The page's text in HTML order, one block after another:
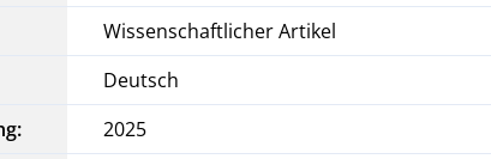
Wissenschaftlicher Artikel
Deutsch
2025